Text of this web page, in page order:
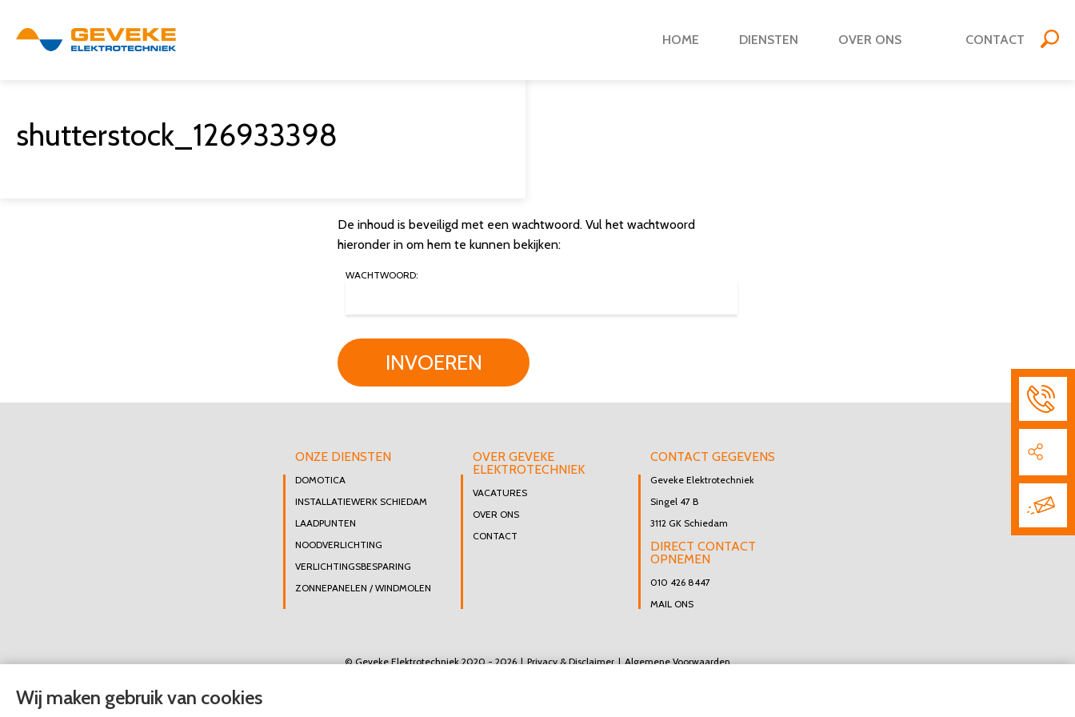
HOME DIENSTEN OVER ONS CONTACT
shutterstock_126933398
De inhoud is beveiligd met een wachtwoord. Vul het wachtwoord
hieronder in om hem te kunnen bekijken:
WACHTWOORD:
INVOEREN
ONZE DIENSTEN
DOMOTICA
INSTALLATIEWERK SCHIEDAM
LAADPUNTEN
NOODVERLICHTING
VERLICHTINGSBESPARING
ZONNEPANELEN / WINDMOLEN
OVER GEVEKE
ELEKTROTECHNIEK
VACATURES
OVER ONS
CONTACT
CONTACT GEGEVENS
Geveke Elektrotechniek
Singel 47 B
3112 GK Schiedam
DIRECT CONTACT
OPNEMEN
010 426 8447
MAIL ONS
© Geveke Elektrotechniek 2020 - 2026 Privacy & Disclaimer Algemene Voorwaarden
Wij maken gebruik van cookies